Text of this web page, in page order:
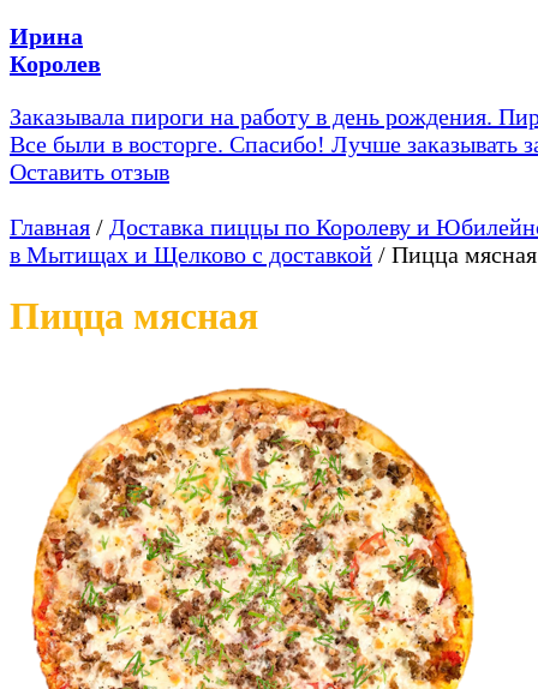
Ирина
Королев
Заказывала пироги на работу в день рождения.
Все были в восторге. Спасибо! Лучше заказывать
Оставить отзыв
Главная / Доставка пиццы по Королеву и
в Мытищах и Щелково с доставкой / Пицца мясная
Пицца мясная